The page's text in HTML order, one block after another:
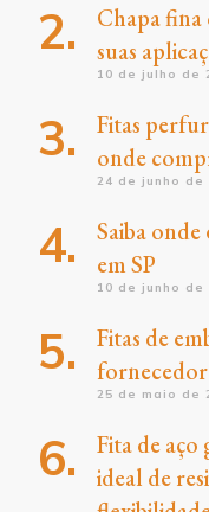
Chapa fina
suas
10 de julho de
Fitas
onde
24 de junho de
Saiba
em SP
10 de junho de
Fitas de
25 de maio de
Fita de aço
ideal de